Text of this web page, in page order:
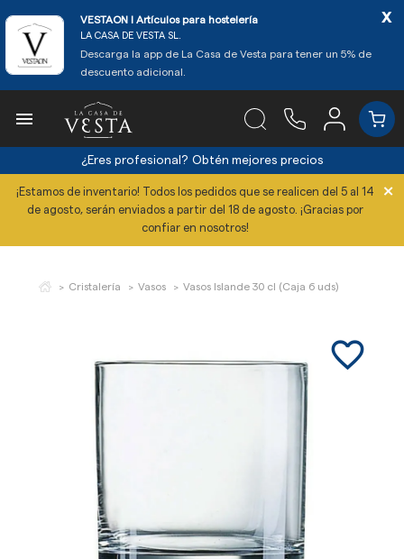
VESTAON l Artículos para hostelería
LA CASA DE VESTA SL.
Descarga la app de La Casa de Vesta para tener un 5% de
descuento adicional.
x

¿Eres profesional? Obtén mejores precios
¡Estamos de inventario! Todos los pedidos que se realicen del 5 al 14
de agosto, serán enviados a partir del 18 de agosto. ¡Gracias por
confiar en nosotros!
×
Cristalería Vasos Vasos Islande 30 cl (Caja 6 uds)
favorite_border